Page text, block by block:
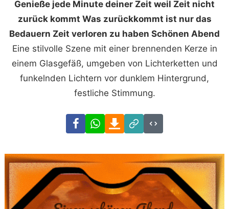
Genieße jede Minute deiner Zeit weil Zeit nicht
zurück kommt Was zurückkommt ist nur das
Bedauern Zeit verloren zu haben Schönen Abend
Eine stilvolle Szene mit einer brennenden Kerze in
einem Glasgefäß, umgeben von Lichterketten und
funkelnden Lichtern vor dunklem Hintergrund,
festliche Stimmung.
FacebookWhatsAppDownload
Link
Code